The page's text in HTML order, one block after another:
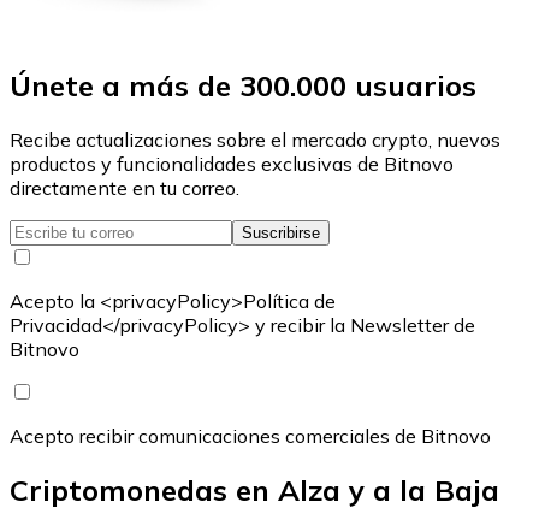
Únete a más de 300.000 usuarios
Recibe actualizaciones sobre el mercado crypto, nuevos
productos y funcionalidades exclusivas de Bitnovo
directamente en tu correo.
Suscribirse
Acepto la <privacyPolicy>Política de
Privacidad</privacyPolicy> y recibir la Newsletter de
Bitnovo
Acepto recibir comunicaciones comerciales de Bitnovo
Criptomonedas en Alza y a la Baja